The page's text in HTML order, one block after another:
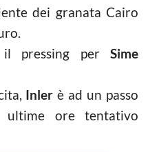
dei granata Cairo
pressing per Sime
Inler è ad un passo
ultime ore tentativo